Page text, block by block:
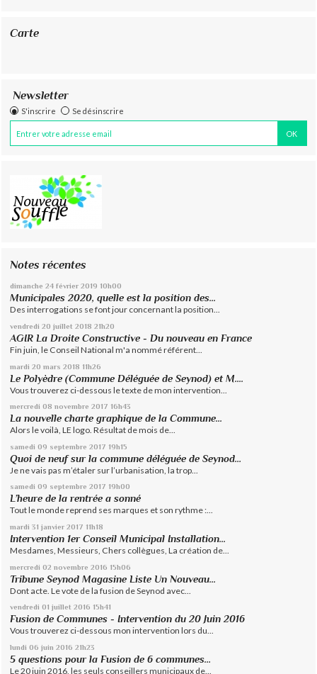
Carte
Newsletter
S'inscrire Se désinscrire
Notes récentes
dimanche 24 février 2019 10h00
Municipales 2020, quelle est la position des...
Des interrogations se font jour concernant la position...
vendredi 20 juillet 2018 21h20
AGIR La Droite Constructive - Du nouveau en France
Fin juin, le Conseil National m'a nommé référent...
mardi 20 mars 2018 11h26
Le Polyèdre (Commune Déléguée de Seynod) et M....
Vous trouverez ci-dessous le texte de mon intervention...
mercredi 08 novembre 2017 16h43
La nouvelle charte graphique de la Commune...
Alors le voilà, LE logo. Résultat de mois de...
samedi 09 septembre 2017 19h15
Quoi de neuf sur la commune déléguée de Seynod…
Je ne vais pas m’étaler sur l’urbanisation, la trop...
samedi 09 septembre 2017 19h00
L’heure de la rentrée a sonné
Tout le monde reprend ses marques et son rythme :...
mardi 31 janvier 2017 11h18
Intervention 1er Conseil Municipal Installation...
Mesdames, Messieurs, Chers collègues, La création de...
mercredi 02 novembre 2016 15h06
Tribune Seynod Magasine Liste Un Nouveau...
Dont acte. Le vote de la fusion de Seynod avec...
vendredi 01 juillet 2016 15h41
Fusion de Communes - Intervention du 20 Juin 2016
Vous trouverez ci-dessous mon intervention lors du...
lundi 06 juin 2016 21h23
5 questions pour la Fusion de 6 communes…
Le 20 juin 2016, les seuls conseillers municipaux de...